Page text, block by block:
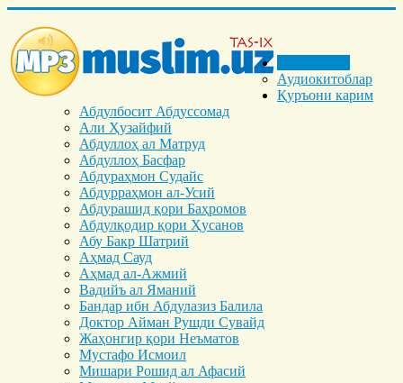
Аудиокитоблар
Қуръони карим
Абдулбосит Абдуссомад
Али Ҳузайфий
Абдуллоҳ ал Матруд
Абдуллоҳ Басфар
Абдураҳмон Судайс
Абдурраҳмон ал-Усий
Абдурашид қори Баҳромов
Абдулқодир қори Ҳусанов
Абу Бакр Шатрий
Аҳмад Сауд
Аҳмад ал-Ажмий
Вадийъ ал Яманий
Бандар ибн Абдулазиз Балила
Доктор Айман Рушди Сувайд
Жаҳонгир қори Неъматов
Мустафо Исмоил
Мишари Рошид ал Афасий